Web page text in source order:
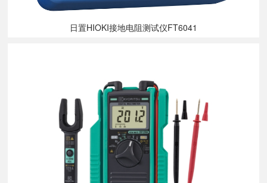
日置HIOKI接地电阻测试仪FT6041